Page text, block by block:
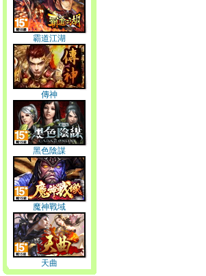
霸道江湖
傳神
黑色陰謀
魔神戰域
天曲